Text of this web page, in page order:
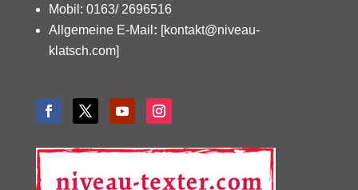
Mobil: 0163/ 2696516
Allgemeine E-Mail : [kontakt@niveau-
klatsch.com]